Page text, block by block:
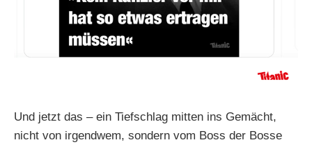
Und jetzt das – ein Tiefschlag mitten ins Gemächt,
nicht von irgendwem, sondern vom Boss der Bosse